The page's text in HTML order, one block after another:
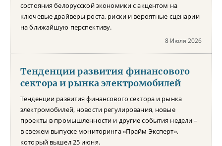
состояния белорусской экономики с акцентом на
ключевые драйверы роста, риски и вероятные сценарии
на ближайшую перспективу.
8 Июля 2026
Тенденции развития финансового
сектора и рынка электромобилей
Тенденции развития финансового сектора и рынка
электромобилей, новости регулирования, новые
проекты в промышленности и другие события недели –
в свежем выпуске мониторинга «Прайм Эксперт»,
который вышел 25 июня.